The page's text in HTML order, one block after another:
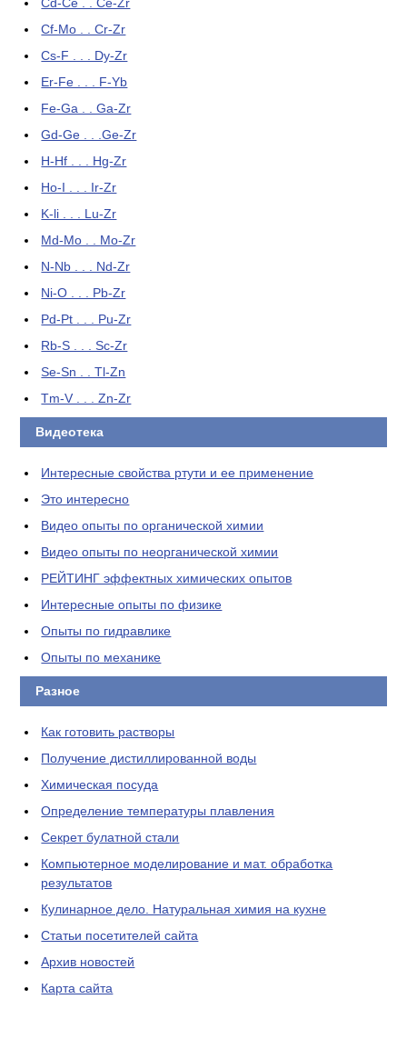
Cf-Mo . . Cr-Zr
Cs-F . . . Dy-Zr
Er-Fe . . . F-Yb
Fe-Ga . . Ga-Zr
Gd-Ge . . .Ge-Zr
H-Hf . . . Hg-Zr
Ho-I . . . Ir-Zr
K-li . . . Lu-Zr
Md-Mo . . Mo-Zr
N-Nb . . . Nd-Zr
Ni-O . . . Pb-Zr
Pd-Pt . . . Pu-Zr
Rb-S . . . Sc-Zr
Se-Sn . . Tl-Zn
Tm-V . . . Zn-Zr
Видеотека
Интересные свойства ртути и ее применение
Это интересно
Видео опыты по органической химии
Видео опыты по неорганической химии
РЕЙТИНГ эффектных химических опытов
Интересные опыты по физике
Опыты по гидравлике
Опыты по механике
Разное
Как готовить растворы
Получение дистиллированной воды
Химическая посуда
Определение температуры плавления
Секрет булатной стали
Компьютерное моделирование и мат. обработка
результатов
Кулинарное дело. Натуральная химия на кухне
Статьи посетителей сайта
Архив новостей
Карта сайта